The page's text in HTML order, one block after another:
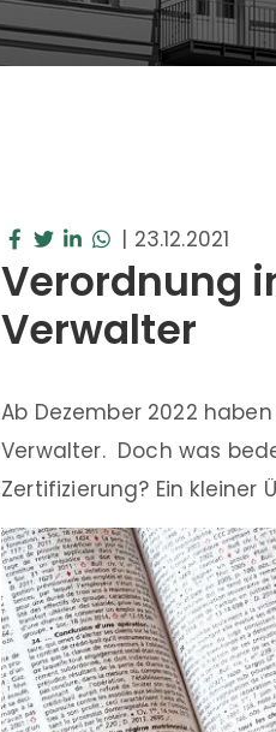
| 23.12.2021
Verordnung
Verwalter
Ab Dezember 2022
Verwalter. Doch was
Zertifizierung? Ein kleiner